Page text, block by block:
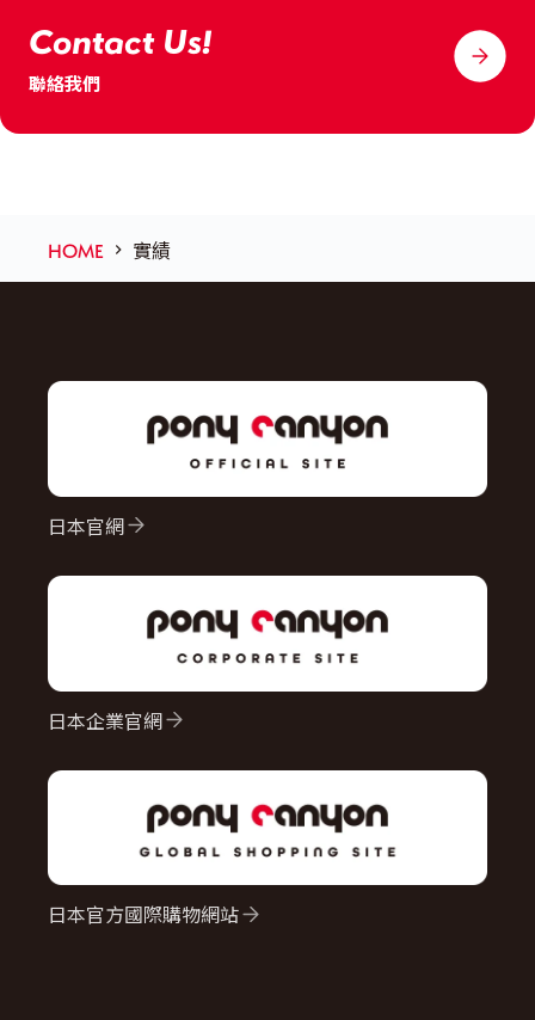
Contact Us!
聯絡我們
HOME 實績
日本官網
日本企業官網
日本官方國際購物網站